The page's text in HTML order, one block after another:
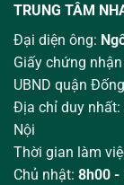
TRUNG TÂM
Đại diện ông:
Giấy chứng
UBND quận
Địa chỉ duy nhất:
Nội
Thời gian làm
Chủ nhật: 8h00 -